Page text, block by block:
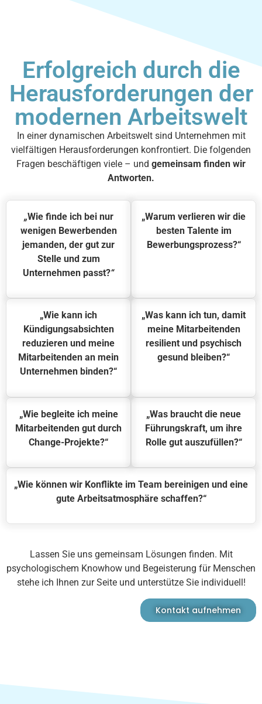
Erfolgreich durch die
Herausforderungen der
modernen Arbeitswelt
In einer dynamischen Arbeitswelt sind Unternehmen mit
vielfältigen Herausforderungen konfrontiert. Die folgenden
Fragen beschäftigen viele – und gemeinsam finden wir
Antworten.
„Wie finde ich bei nur
wenigen Bewerbenden
jemanden, der gut zur
Stelle und zum
Unternehmen passt?“
„Warum verlieren wir die
besten Talente im
Bewerbungsprozess?“
„Wie kann ich
Kündigungsabsichten
reduzieren und meine
Mitarbeitenden an mein
Unternehmen binden?“
„Was kann ich tun, damit
meine Mitarbeitenden
resilient und psychisch
gesund bleiben?“
„Wie begleite ich meine
Mitarbeitenden gut durch
Change-Projekte?“
„Was braucht die neue
Führungskraft, um ihre
Rolle gut auszufüllen?“
„Wie können wir Konflikte im Team bereinigen und eine
gute Arbeitsatmosphäre schaffen?“
Lassen Sie uns gemeinsam Lösungen finden. Mit
psychologischem Knowhow und Begeisterung für Menschen
stehe ich Ihnen zur Seite und unterstütze Sie individuell!
Kontakt aufnehmen